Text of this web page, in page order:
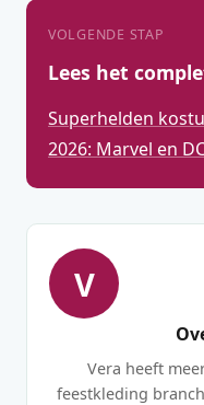
VOLGENDE STAP
Lees het
Superhelden
2026: Marvel en
V
Vera heeft
feestkleding